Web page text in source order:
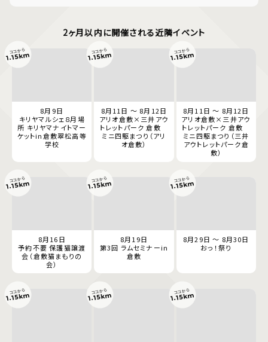
2ヶ月以内に開催される近隣イベント
8月9日
キリヤマルシェ８月場
所 キリヤマナイトマー
ケットin倉敷翠松高等
学校
ココから
1.15km
8月11日 ～ 8月12日
アリオ倉敷×三井アウ
トレットパーク 倉敷
ミニ四駆まつり（アリ
オ倉敷）
ココから
1.15km
8月11日 ～ 8月12日
アリオ倉敷×三井アウ
トレットパーク 倉敷
ミニ四駆まつり（三井
アウトレットパーク倉
敷）
ココから
1.15km
8月16日
予約不要 保護猫譲渡
会（倉敷猫まもりの
会）
ココから
1.15km
8月19日
第3回 ラムセミナーin
倉敷
ココから
1.15km
8月29日 ～ 8月30日
おっ！祭り
ココから
1.15km
ココから
1.15km ココから
1.15km ココから
1.15km